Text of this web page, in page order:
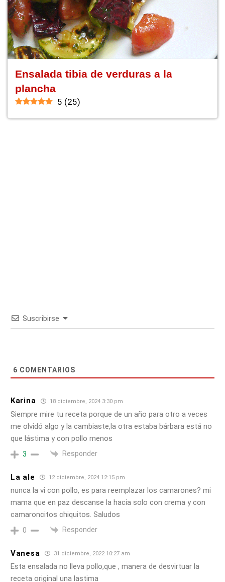
Ensalada tibia de verduras a la
plancha
5 (25)
Suscribirse
6 COMENTARIOS
Karina 18 diciembre, 2024 3:30 pm
Siempre mire tu receta porque de un año para otro a veces
me olvidó algo y la cambiaste,la otra estaba bárbara está no
que lástima y con pollo menos
3 Responder
La ale 12 diciembre, 2024 12:15 pm
nunca la vi con pollo, es para reemplazar los camarones? mi
mama que en paz descanse la hacia solo con crema y con
camaroncitos chiquitos. Saludos
0 Responder
Vanesa 31 diciembre, 2022 10:27 am
Esta ensalada no lleva pollo,que , manera de desvirtuar la
receta original una lastima